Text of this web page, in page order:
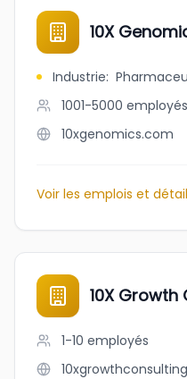
10X
Industrie:
1001-5000 employés
10xgenomics.com
Voir les emplois et
10X
1-10 employés